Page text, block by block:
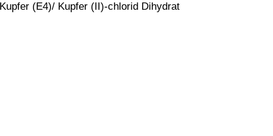
(E4)/ Kupfer (II)-chlorid Dihydrat